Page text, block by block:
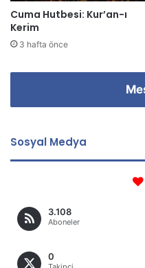
Cuma Hutbesi: Kur’an-ı
Kerim
3 hafta önce
Sosyal Medya
3.108
Aboneler
0